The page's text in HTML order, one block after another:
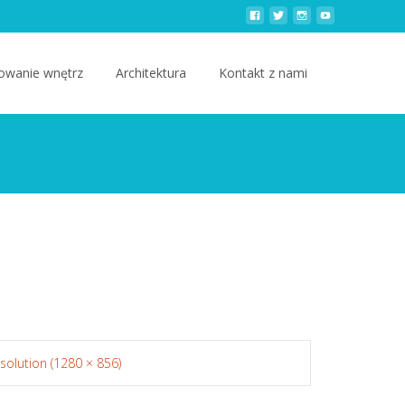
wnętrz Architektura Kontakt z nami
(1280 × 856)